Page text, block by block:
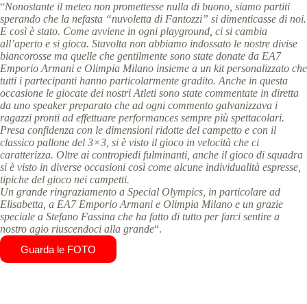
“Nonostante il meteo non promettesse nulla di buono, siamo partiti
sperando che la nefasta “nuvoletta di Fantozzi” si dimenticasse di noi.
E così è stato. Come avviene in ogni playground, ci si cambia
all’aperto e si gioca. Stavolta non abbiamo indossato le nostre divise
biancorosse ma quelle che gentilmente sono state donate da EA7
Emporio Armani e Olimpia Milano insieme a un kit personalizzato che
tutti i partecipanti hanno particolarmente gradito. Anche in questa
occasione le giocate dei nostri Atleti sono state commentate in diretta
da uno speaker preparato che ad ogni commento galvanizzava i
ragazzi pronti ad effettuare performances sempre più spettacolari.
Presa confidenza con le dimensioni ridotte del campetto e con il
classico pallone del 3×3, si è visto il gioco in velocità che ci
caratterizza. Oltre ai contropiedi fulminanti, anche il gioco di squadra
si è visto in diverse occasioni così come alcune individualità espresse,
tipiche del gioco nei campetti.
Un grande ringraziamento a Special Olympics, in particolare ad
Elisabetta, a EA7 Emporio Armani e Olimpia Milano e un grazie
speciale a Stefano Fassina che ha fatto di tutto per farci sentire a
nostro agio riuscendoci alla grande“.
Guarda le FOTO